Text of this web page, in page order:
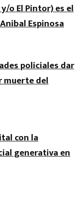
o El Pintor) es el
Espinosa
policiales dar
muerte del
con la
generativa en